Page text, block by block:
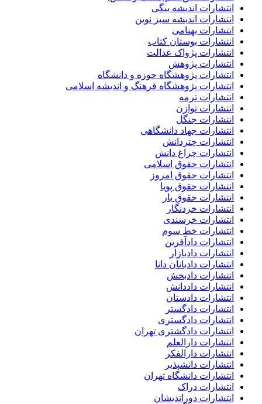
انتشارات اندیشه بیگی
انتشارات اندیشه سبز نوین
انتشارات بهنامی
انتشارات بوستان کتاب
انتشارات پژواک عدالت
انتشارات پژوهش
انتشارات پژوهشگاه حوزه و دانشگاه
انتشارات پژوهشگاه فرهنگ و اندیشه اسلامی
انتشارات ترمه
انتشارات توازن
انتشارات جنگل
انتشارات جهاد دانشگاهی
انتشارات چتردانش
انتشارات چراغ دانش
انتشارات حقوق اسلامی
انتشارات حقوق امروز
انتشارات حقوق پویا
انتشارات حقوق یار
انتشارات خردنگار
انتشارات خرسندی
انتشارات خط سوم
انتشارات دادآفرین
انتشارات دادبازار
انتشارات دادبانان دانا
انتشارات دادبخش
انتشارات داددانش
انتشارات دادستان
انتشارات دادگستر
انتشارات دادگستری
انتشارات دادگشتری تهران
انتشارات دارالعلم
انتشارات دارالفکر
انتشارات دانشپذیر
انتشارات دانشگاه تهران
انتشارات دراک
انتشارات دوراندیشان